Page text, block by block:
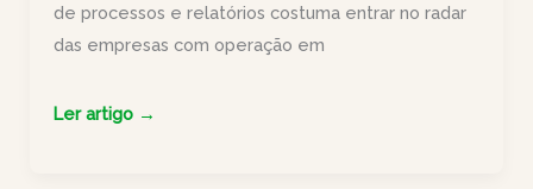
de processos e relatórios costuma entrar no radar
das empresas com operação em
Melhores
Ler artigo →